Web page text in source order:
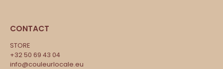
CONTACT
STORE
+32 50 69 43 04
info@couleurlocale.eu